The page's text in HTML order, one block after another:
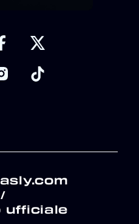
/
ufficiale